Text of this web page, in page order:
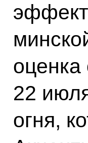
оценка
22
огня,